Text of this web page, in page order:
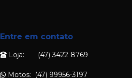
Entre em contato
Loja: (47) 3422-8769
Motos: (47) 99956-3197